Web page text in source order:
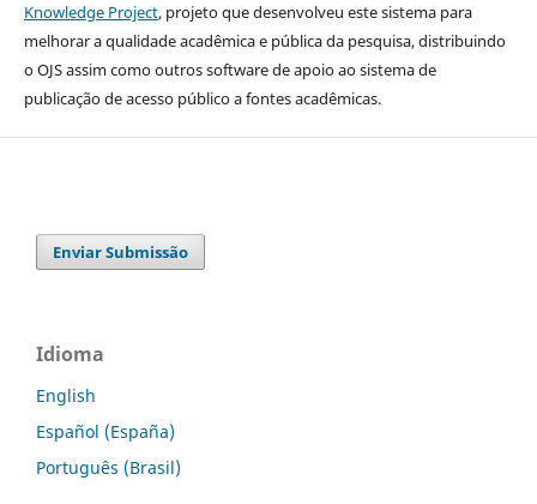
Knowledge Project, projeto que desenvolveu este sistema para
melhorar a qualidade acadêmica e pública da pesquisa, distribuindo
o OJS assim como outros software de apoio ao sistema de
publicação de acesso público a fontes acadêmicas.
Enviar Submissão
Idioma
English
Español (España)
Português (Brasil)